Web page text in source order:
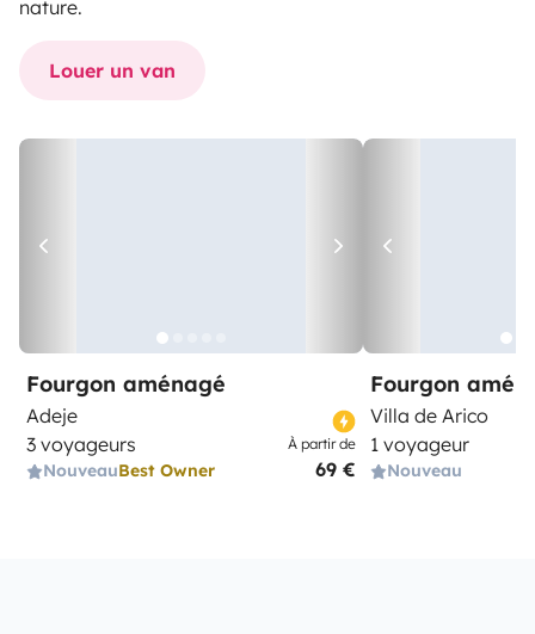
nature.
Louer un van
Fourgon aménagé
Adeje
3 voyageurs
NouveauBest Owner
À partir de
69 €
Fourgon
Villa de Arico
1 voyageur
Nouveau